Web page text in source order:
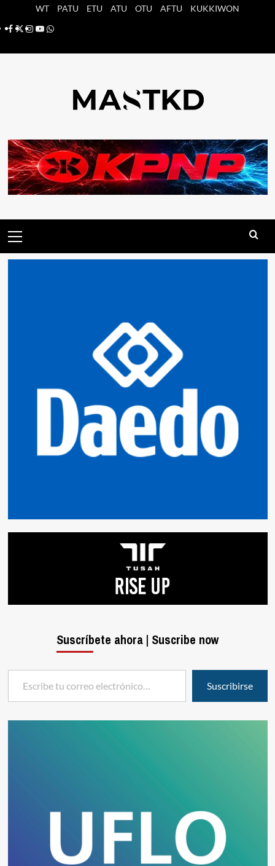
WT PATU ETU ATU OTU AFTU
KUKKIWON
Facebook
X Instagram
YouTube
Whatsapp
principal
Suscríbete ahora | Suscribe now
Escribe tu correo electrónico…
Suscribirse